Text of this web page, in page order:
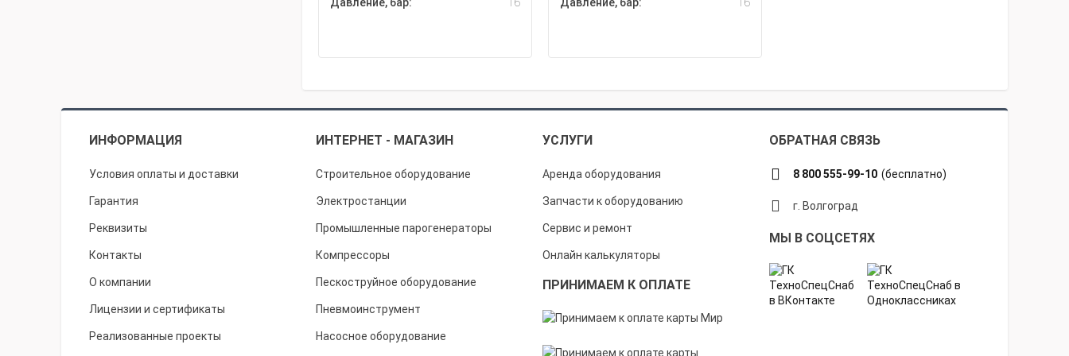
ИНФОРМАЦИЯ ИНТЕРНЕТ - МАГАЗИН УСЛУГИ ОБРАТНАЯ СВЯЗЬ
Условия оплаты и доставки
Гарантия
Реквизиты
Контакты
О компании
Лицензии и сертификаты
Реализованные проекты
Строительное оборудование
Электростанции
Промышленные парогенераторы
Компрессоры
Пескоструйное оборудование
Пневмоинструмент
Насосное оборудование
Аренда оборудования
Запчасти к оборудованию
Сервис и ремонт
Онлайн калькуляторы
ПРИНИМАЕМ К ОПЛАТЕ
8 800 555-99-10 (бесплатно)
г. Волгоград
МЫ В СОЦСЕТЯХ